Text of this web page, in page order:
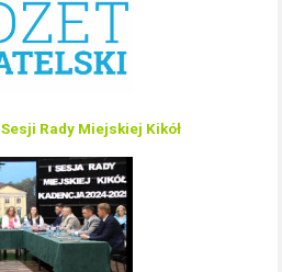
Rady Miejskiej Kikół